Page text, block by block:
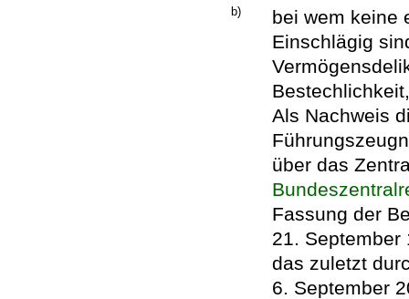
b)
bei wem keine
Einschlägig
Als Nachweis
über das
Fassung der
21. September
das zuletzt
6. September